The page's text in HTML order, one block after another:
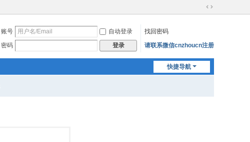
切
宽
账号 自动登录
找回密码
密码
登录 请联系微信cnzhoucn注册
快捷导航